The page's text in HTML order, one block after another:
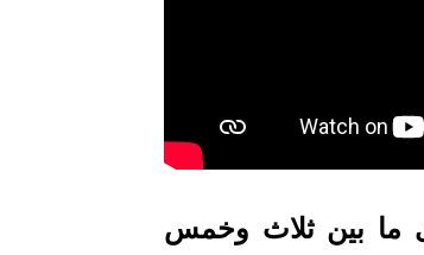
ما بين ثلاث وخمس